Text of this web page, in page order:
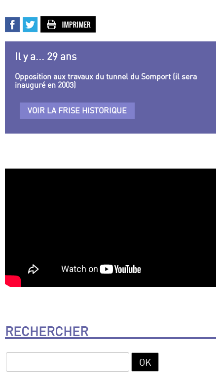
Il y a... 29 ans
Opposition aux travaux du tunnel du Somport (il sera
inauguré en 2003)
VOIR LA FRISE HISTORIQUE
RECHERCHER